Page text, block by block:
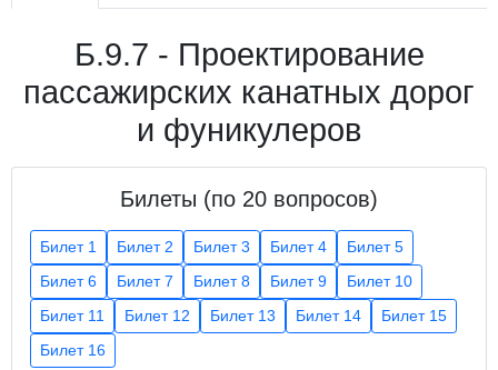
Б.9.7 - Проектирование
пассажирских канатных дорог
и фуникулеров
Билеты (по 20 вопросов)
Билет 1 Билет 2 Билет 3 Билет 4
Билет 5
Билет 6
Билет 7 Билет 8 Билет 9
Билет 10
Билет 11
Билет 12 Билет 13 Билет 14
Билет 15
Билет 16